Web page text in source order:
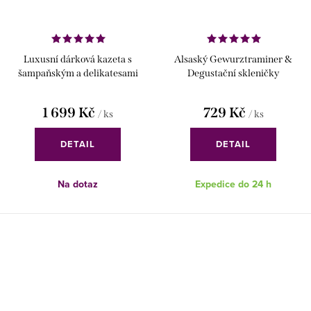
Luxusní dárková kazeta s
šampaňským a delikatesami
1 699 Kč / ks
DETAIL
Na dotaz
Alsaský Gewurztraminer &
Degustační skleničky
729 Kč / ks
DETAIL
Expedice do 24 h